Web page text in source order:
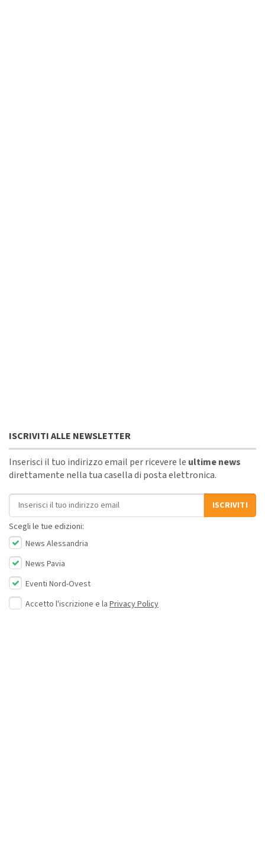
ISCRIVITI ALLE NEWSLETTER
Inserisci il tuo indirizzo email per ricevere le ultime news
direttamente nella tua casella di posta elettronica.
Indirizzo email
ISCRIVITI
Scegli le tue edizioni:
News Alessandria
News Pavia
Eventi Nord-Ovest
Accetto l'iscrizione e la Privacy Policy